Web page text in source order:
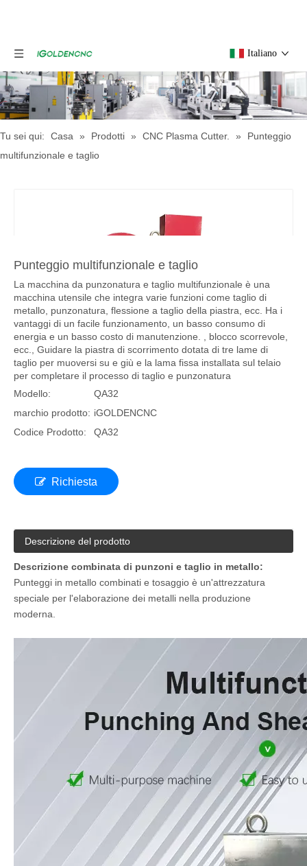
Tu sei qui: Casa » Prodotti CNC Plasma Cutter. » Punteggio
Punteggio multifunzionale e taglio
La macchina da punzonatura e taglio multifunzionale è una
vantaggi di un facile funzionamento, un basso consumo di
energia e un basso costo di manutenzione. , blocco scorrevole,
ecc., Guidare la piastra di scorrimento dotata di tre lame di
taglio per muoversi su e giù e la lama fissa installata sul telaio
per completare il processo di taglio e punzonatura
Modello:
QA32
marchio prodotto:
Codice Prodotto:
QA32
Richiesta
Descrizione del prodotto
Descrizione combinata di punzoni e taglio in metallo:
Punteggi in metallo combinati e tosaggio è un'attrezzatura
speciale per l'elaborazione dei metalli nella produzione
moderna.